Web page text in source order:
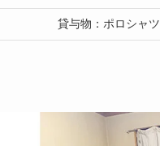
貸与物：ポロシャツ